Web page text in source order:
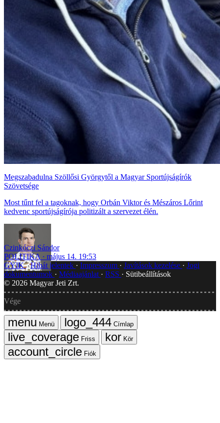
Megszabadulna Szöllősi Györgytől a Magyar Sportújságírók
Szövetsége
Most tűnt fel a tagoknak, hogy Orbán Viktor és Mészáros Lőrint
kedvenc sportújságírója politizált a szervezet élén.
Czinkóczi Sándor
POLITIKA
május 14. 19:53
GYIK Hibát jelentek Impresszum Javítások kezelése
Jogi
dokumentumok
Médiaajánlat RSS
Sütibeállítások
© 2026 Magyar Jeti Zrt.
Vége
Menü
Címlap
Friss
Kör
Fiók